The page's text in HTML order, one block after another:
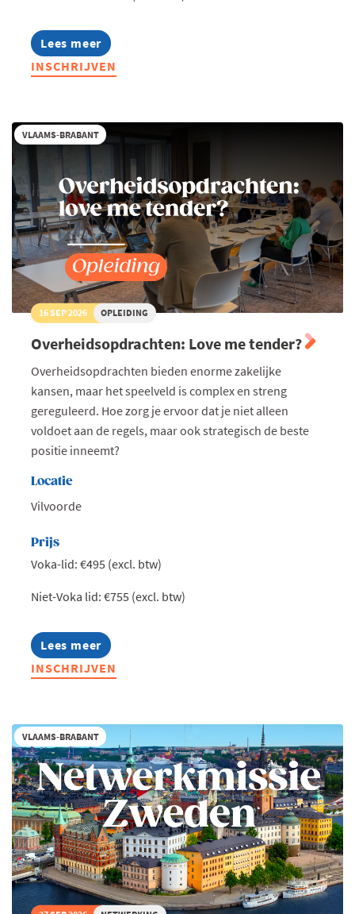
Lees meer
about
Exclusieve
lunch
Moors,
Permanent
Vertegenwoordiger
van
België
bij
de
Europese
Unie
INSCHRIJVEN
VLAAMS-BRABANT
16 SEP 2026 OPLEIDING
Overheidsopdrachten: Love me tender?
Overheidsopdrachten bieden enorme zakelijke
kansen, maar het speelveld is complex en streng
gereguleerd. Hoe zorg je ervoor dat je niet alleen
voldoet aan de regels, maar ook strategisch de beste
positie inneemt?
Locatie
Vilvoorde
Prijs
Voka-lid: €495 (excl. btw)
Niet-Voka lid: €755 (excl. btw)
Lees meer
about
Overheidsopdrachten:
Love
INSCHRIJVEN
VLAAMS-BRABANT